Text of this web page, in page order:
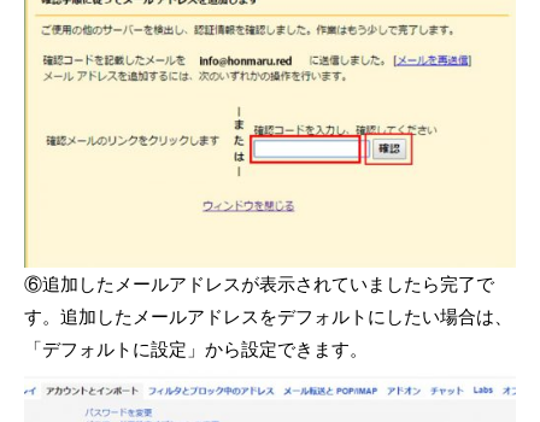
⑥追加したメールアドレスが表示されていましたら完了で
す。追加したメールアドレスをデフォルトにしたい場合は、
「デフォルトに設定」から設定できます。